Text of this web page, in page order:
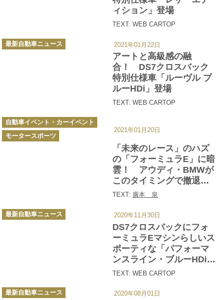
ィション」登場
TEXT: WEB CARTOP
アートと高級感の融
合！ DS7クロスバック
特別仕様車「ルーヴル ブ
ルーHDi」登場
TEXT: WEB CARTOP
カ
テ
最新自動車ニュース 2021年01月22日
「未来のレース」のハズ
の「フォーミュラE」に暗
雲！ アウディ・BMWが
このタイミングで撤退を
決めたワケ
TEXT: 廣本 泉
カ
テ
ゴ
リ
ー
自動車イベント・カーイベント
モータースポーツ
2021年01月20日
DS7クロスバックにフォ
ーミュラEマシンらしいス
ポーティな「パフォーマ
ンスライン・ブルーHDi」
を設定し発売
TEXT: WEB CARTOP
カ
テ
最新自動車ニュース 2020年11月30日
カ
テ
最新自動車ニュース 2020年08月01日